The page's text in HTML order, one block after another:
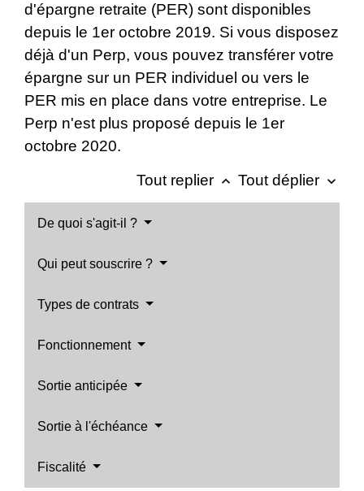
d'épargne retraite (PER) sont disponibles
depuis le 1er octobre 2019. Si vous disposez
déjà d'un Perp, vous pouvez transférer votre
épargne sur un PER individuel ou vers le
PER mis en place dans votre entreprise. Le
Perp n'est plus proposé depuis le 1er
octobre 2020.
Tout replier keyboard_arrow_up Tout déplier keyboard_arrow_down
De quoi s'agit-il ?
Qui peut souscrire ?
Types de contrats
Fonctionnement
Sortie anticipée
Sortie à l'échéance
Fiscalité